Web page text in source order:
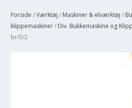
Forside /Værktøj / Maskiner & elværktøj /
klippemaskiner/ Div. Bukkemaskine og
br/5/2